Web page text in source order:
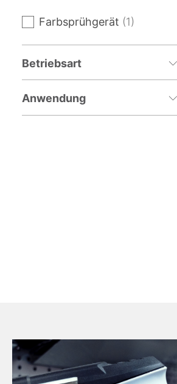
Farbsprühgerät 1
Betriebsart
Anwendung